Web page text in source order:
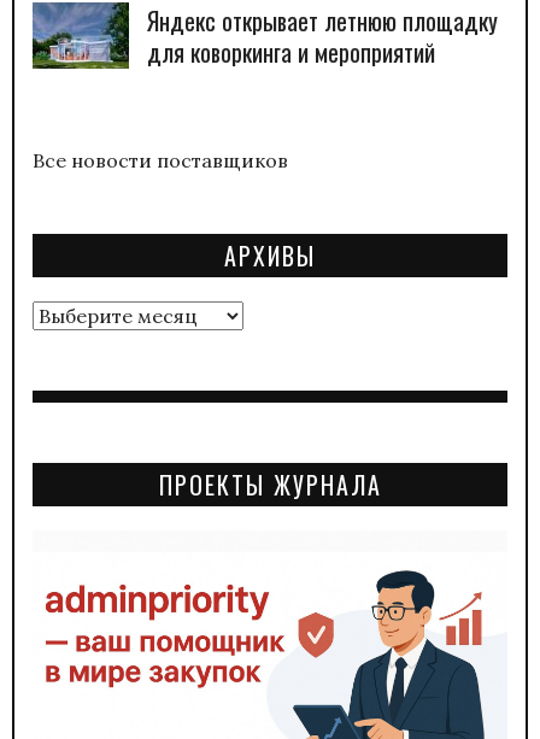
Яндекс открывает летнюю площадку
для коворкинга и мероприятий
Все новости поставщиков
АРХИВЫ
Архивы
ПРОЕКТЫ ЖУРНАЛА